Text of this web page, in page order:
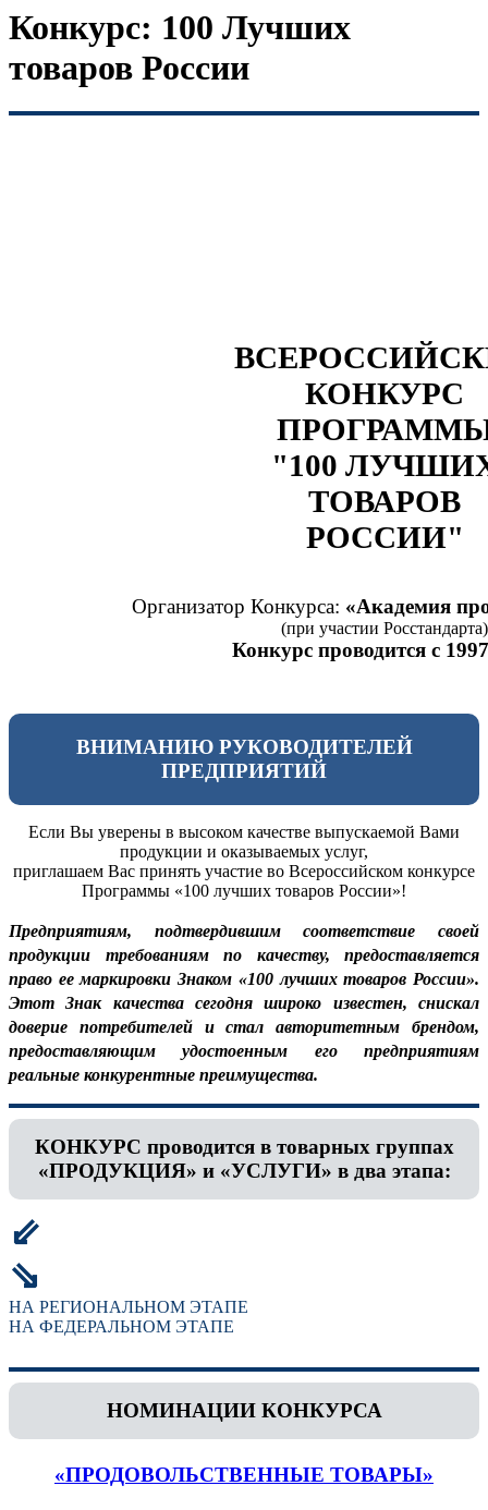
Конкурс: 100 Лучших
товаров России
КОНКУРС
"100
ТОВАРОВ
РОССИИ"
Организатор Конкурса: «Академия
(при участии Росстандарта)
Конкурс проводится с
ВНИМАНИЮ РУКОВОДИТЕЛЕЙ
ПРЕДПРИЯТИЙ
Если Вы уверены в высоком качестве выпускаемой Вами
продукции и оказываемых услуг,
приглашаем Вас принять участие во Всероссийском конкурсе
Программы «100 лучших товаров России»!
Предприятиям, подтвердившим соответствие своей
продукции требованиям по качеству, предоставляется
право ее маркировки Знаком «100 лучших товаров России».
Этот Знак качества сегодня широко известен, снискал
доверие потребителей и стал авторитетным брендом,
предоставляющим удостоенным его предприятиям
реальные конкурентные преимущества.
КОНКУРС проводится в товарных группах
«ПРОДУКЦИЯ» и «УСЛУГИ» в два этапа:
⇙
⇘
НА РЕГИОНАЛЬНОМ ЭТАПЕ
НА ФЕДЕРАЛЬНОМ ЭТАПЕ
НОМИНАЦИИ КОНКУРСА
«ПРОДОВОЛЬСТВЕННЫЕ ТОВАРЫ»